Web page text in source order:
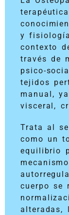
y
contexto
través de
psico-
tejidos
manual,
visceral,
Trata al
como un
equilibrio
cuerpo se
alteradas,